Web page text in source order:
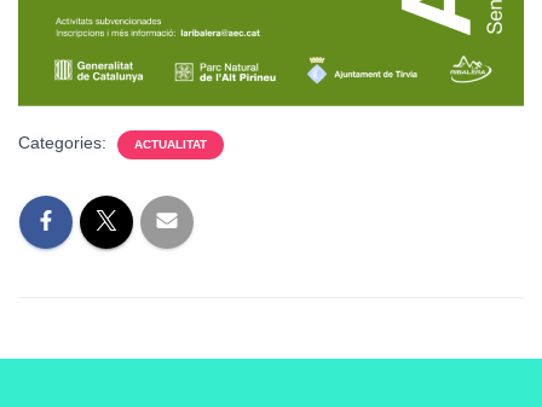
Categories: ACTUALITAT